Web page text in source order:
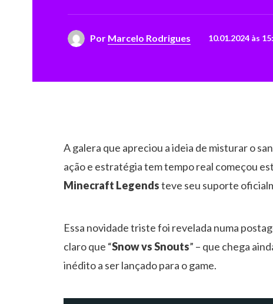
Por Marcelo Rodrigues 10.01.2024 às
A galera que apreciou a ideia de misturar o
ação e estratégia tem tempo real começou
Minecraft Legendsteve seu suporte
Essa novidade triste foi revelada numa
claro que “Snow vs Snouts” – que chega
inédito a ser lançado para o game.